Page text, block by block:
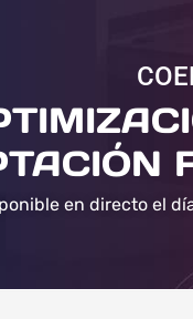
en directo el